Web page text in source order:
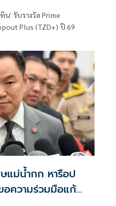
' รับรางวัล Prime
Plus (TZD+) ปี 69
แม่น้ำกก หารือป
อความร่วมมือแก้